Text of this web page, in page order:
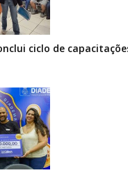
ciclo de